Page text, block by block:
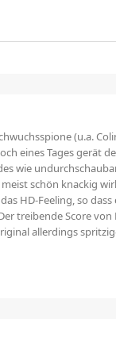
(u.a.
eines Tages gerät
wie
schön knackig
HD-Feeling, so
treibende Score
allerdings